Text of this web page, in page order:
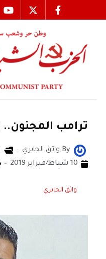
ترامب المجنون..
By واثق الجابري
10 شباط/فبراير 2019
واثق الجابري